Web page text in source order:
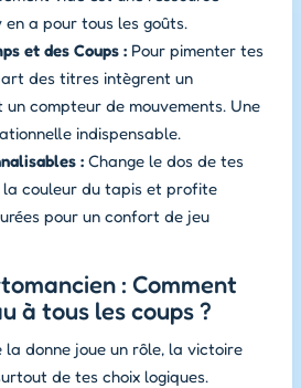
a pour tous les goûts.
et des Coups : Pour pimenter tes
des titres intègrent un
compteur de mouvements. Une
indispensable.
: Change le dos de tes
couleur du tapis et profite
pour un confort de jeu
: Comment
à tous les coups ?
la donne joue un rôle, la victoire
de tes choix logiques.